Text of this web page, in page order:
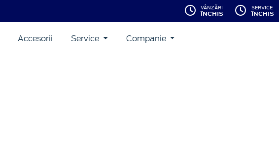
VÂNZĂRI
ÎNCHIS
SERVICE
ÎNCHIS
Accesorii Service Companie